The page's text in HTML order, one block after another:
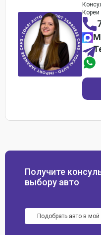
Кореи
Получите
выбору авто
Подобрать авто в